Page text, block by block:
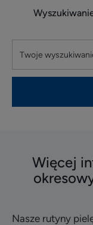
Więcej
Nasze rutyny